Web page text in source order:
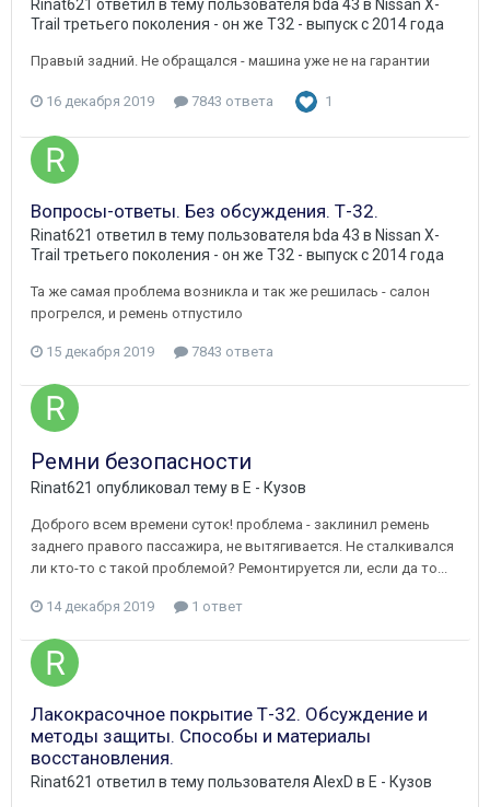
Rinat621 ответил в тему пользователя bda 43 в Nissan X-
Trail третьего поколения - он же Т32 - выпуск с 2014 года
Правый задний. Не обращался - машина уже не на гарантии
16 декабря 2019 7843 ответа 1
Вопросы-ответы. Без обсуждения. Т-32.
Rinat621 ответил в тему пользователя bda 43 в Nissan X-
Trail третьего поколения - он же Т32 - выпуск с 2014 года
Та же самая проблема возникла и так же решилась - салон
прогрелся, и ремень отпустило
15 декабря 2019 7843 ответа
Ремни безопасности
Rinat621 опубликовал тему в E - Кузов
Доброго всем времени суток! проблема - заклинил ремень
заднего правого пассажира, не вытягивается. Не сталкивался
ли кто-то с такой проблемой? Ремонтируется ли, если да то...
14 декабря 2019 1 ответ
Лакокрасочное покрытие Т-32. Обсуждение и
методы защиты. Способы и материалы
восстановления.
Rinat621 ответил в тему пользователя AlexD в E - Кузов